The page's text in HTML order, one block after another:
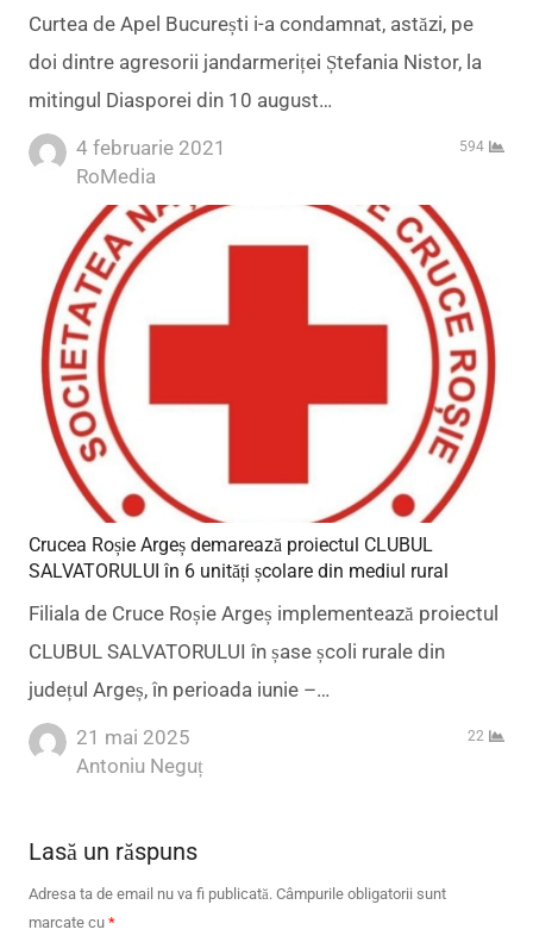
Curtea de Apel București i-a condamnat, astăzi, pe
doi dintre agresorii jandarmeriței Ștefania Nistor, la
mitingul Diasporei din 10 august…
4 februarie 2021
Author
RoMedia
594
Crucea Roșie Argeș demarează proiectul CLUBUL
SALVATORULUI în 6 unități școlare din mediul rural
Filiala de Cruce Roșie Argeș implementează proiectul
CLUBUL SALVATORULUI în șase școli rurale din
județul Argeș, în perioada iunie –…
21 mai 2025
Author
Antoniu Neguț
22
Lasă un răspuns
Adresa ta de email nu va fi publicată. Câmpurile obligatorii sunt
marcate cu *